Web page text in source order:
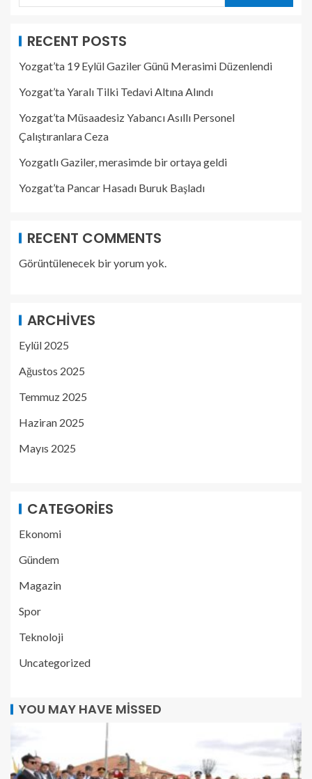
RECENT POSTS
Yozgat’ta 19 Eylül Gaziler Günü Merasimi Düzenlendi
Yozgat’ta Yaralı Tilki Tedavi Altına Alındı
Yozgat’ta Müsaadesiz Yabancı Asıllı Personel
Çalıştıranlara Ceza
Yozgatlı Gaziler, merasimde bir ortaya geldi
Yozgat’ta Pancar Hasadı Buruk Başladı
RECENT COMMENTS
Görüntülenecek bir yorum yok.
ARCHIVES
Eylül 2025
Ağustos 2025
Temmuz 2025
Haziran 2025
Mayıs 2025
CATEGORIES
Ekonomi
Gündem
Magazin
Spor
Teknoloji
Uncategorized
YOU MAY HAVE MISSED